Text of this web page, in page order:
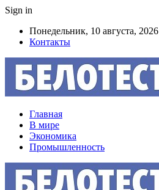
Sign in
Понедельник, 10 августа, 2026
Контакты
Главная
В мире
Экономика
Промышленность